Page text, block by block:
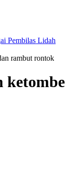
Pembilas Lidah
rambut rontok
ketombe